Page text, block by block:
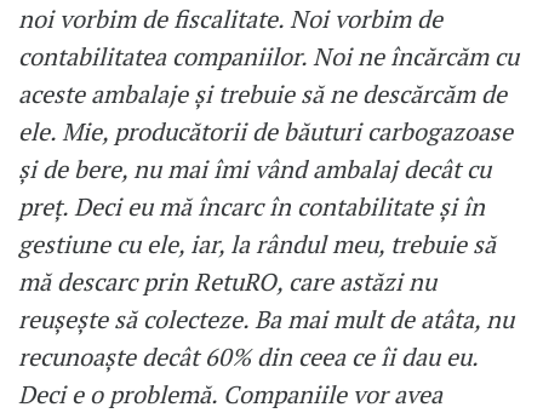
noi vorbim de fiscalitate. Noi vorbim de
contabilitatea companiilor. Noi ne încărcăm cu
aceste ambalaje și trebuie să ne descărcăm de
ele. Mie, producătorii de băuturi carbogazoase
și de bere, nu mai îmi vând ambalaj decât cu
preț. Deci eu mă încarc în contabilitate și în
gestiune cu ele, iar, la rândul meu, trebuie să
mă descarc prin RetuRO, care astăzi nu
reușește să colecteze. Ba mai mult de atâta, nu
recunoaște decât 60% din ceea ce îi dau eu.
Deci e o problemă. Companiile vor avea